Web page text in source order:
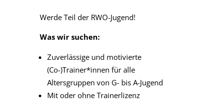
Werde Teil der RWO-Jugend!
Was wir suchen:
Zuverlässige und motivierte
(Co-)Trainer*innen für alle
Altersgruppen von G- bis A-Jugend
Mit oder ohne Trainerlizenz